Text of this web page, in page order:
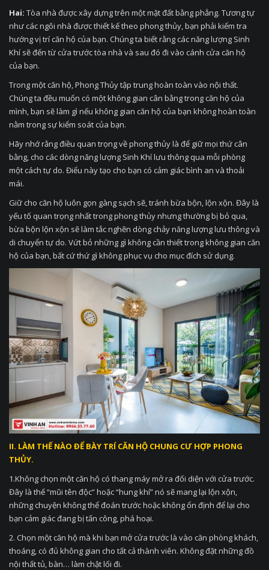
Hai: Tòa nhà được xây dựng trên một mặt đất bằng phẳng. Tương tự
như các ngôi nhà được thiết kế theo phong thủy, bạn phải kiểm tra
hướng vị trí căn hộ của bạn. Chúng ta biết rằng các năng lượng Sinh
Khí sẽ đến từ cửa trước tòa nhà và sau đó đi vào cánh cửa căn hộ
của bạn.
Trong một căn hộ, Phong Thủy tập trung hoàn toàn vào nội thất.
Chúng ta đều muốn có một không gian cân bằng trong căn hộ của
mình, bạn sẽ làm gì nếu không gian căn hộ của bạn không hoàn toàn
nằm trong sự kiểm soát của bạn.
Hãy nhớ rằng điều quan trọng về phong thủy là để giữ mọi thứ cân
bằng, cho các dòng năng lượng Sinh Khí lưu thông qua mỗi phòng
một cách tự do. Điểu này tạo cho bạn có cảm giác bình an và thoải
mái.
Giữ cho căn hộ luôn gọn gàng sạch sẽ, tránh bừa bộn, lộn xộn. Đây là
yếu tố quan trọng nhất trong phong thủy nhưng thường bị bỏ qua,
bừa bộn lộn xộn sẽ làm tắc nghẽn dòng chảy năng lượng lưu thông và
di chuyển tự do. Vứt bỏ những gì không cần thiết trong không gian căn
hộ của bạn, bất cứ thứ gì không phục vụ cho mục đích sử dụng.
II. LÀM THẾ NÀO ĐỂ BÀY TRÍ CĂN HỘ CHUNG CƯ HỢP PHONG
THỦY.
1.Không chọn một căn hộ có thang máy mở ra đối diện với cửa trước.
Đây là thế “mũi tên độc” hoặc “hung khí” nó sẽ mang lại lộn xộn,
những chuyện không thể đoán trước hoặc không ổn định để lại cho
bạn cảm giác đang bị tấn công, phá hoại.
2. Chọn một căn hộ mà khi bạn mở cửa trước là vào căn phòng khách,
thoáng, có đủ không gian cho tất cả thành viên. Không đặt những đồ
nội thất tủ, bàn… làm chật lối đi.